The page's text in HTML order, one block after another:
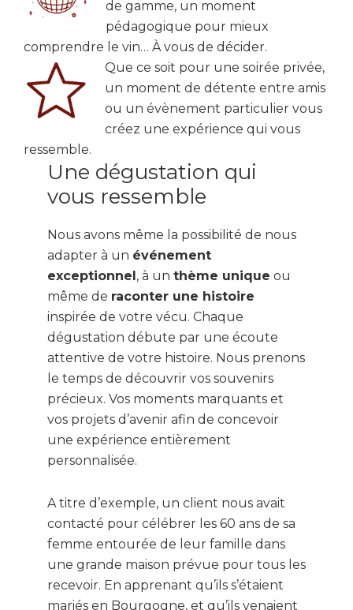
de gamme, un moment
pédagogique pour mieux
comprendre le vin… À vous de décider.
Que ce soit pour une soirée privée,
un moment de détente entre amis
ou un évènement particulier vous
créez une expérience qui vous
ressemble.
Une dégustation qui
vous ressemble
Nous avons même la possibilité de nous
adapter à un événement
exceptionnel, à un thème unique ou
même de raconter une histoire
inspirée de votre vécu. Chaque
dégustation débute par une écoute
attentive de votre histoire. Nous prenons
le temps de découvrir vos souvenirs
précieux. Vos moments marquants et
vos projets d’avenir afin de concevoir
une expérience entièrement
personnalisée.
A titre d’exemple, un client nous avait
contacté pour célébrer les 60 ans de sa
femme entourée de leur famille dans
une grande maison prévue pour tous les
recevoir. En apprenant qu’ils s’étaient
mariés en Bourgogne, et qu’ils venaient